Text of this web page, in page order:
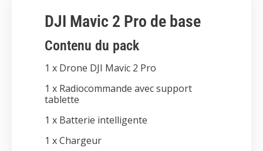
DJI Mavic 2 Pro de base
Contenu du pack
1 x Drone DJI Mavic 2 Pro
1 x Radiocommande avec support
tablette
1 x Batterie intelligente
1 x Chargeur